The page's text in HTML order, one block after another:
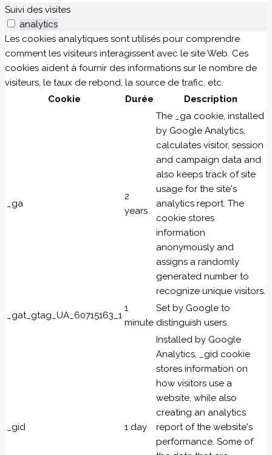
Suivi des visites
analytics
Les cookies analytiques sont utilisés pour comprendre
comment les visiteurs interagissent avec le site Web. Ces
cookies aident à fournir des informations sur le nombre de
visiteurs, le taux de rebond, la source de trafic, etc.
Cookie
Durée Description
_ga
2
years
The _ga cookie, installed
by Google Analytics,
calculates visitor, session
and campaign data and
also keeps track of site
usage for the site's
analytics report. The
cookie stores
information
anonymously and
assigns a randomly
generated number to
recognize unique visitors.
_gat_gtag_UA_60715163_1
1
minute
Set by Google to
distinguish users.
_gid 1 day
Installed by Google
Analytics, _gid cookie
stores information on
how visitors use a
website, while also
creating an analytics
report of the website's
performance. Some of